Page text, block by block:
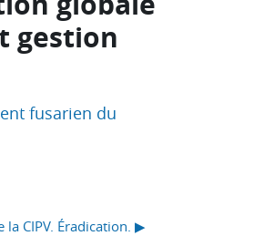
gestion
fusarien du
la CIPV. Éradication. ▶︎